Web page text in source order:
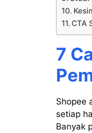
CTA
7
Shopee
setiap
Banyak